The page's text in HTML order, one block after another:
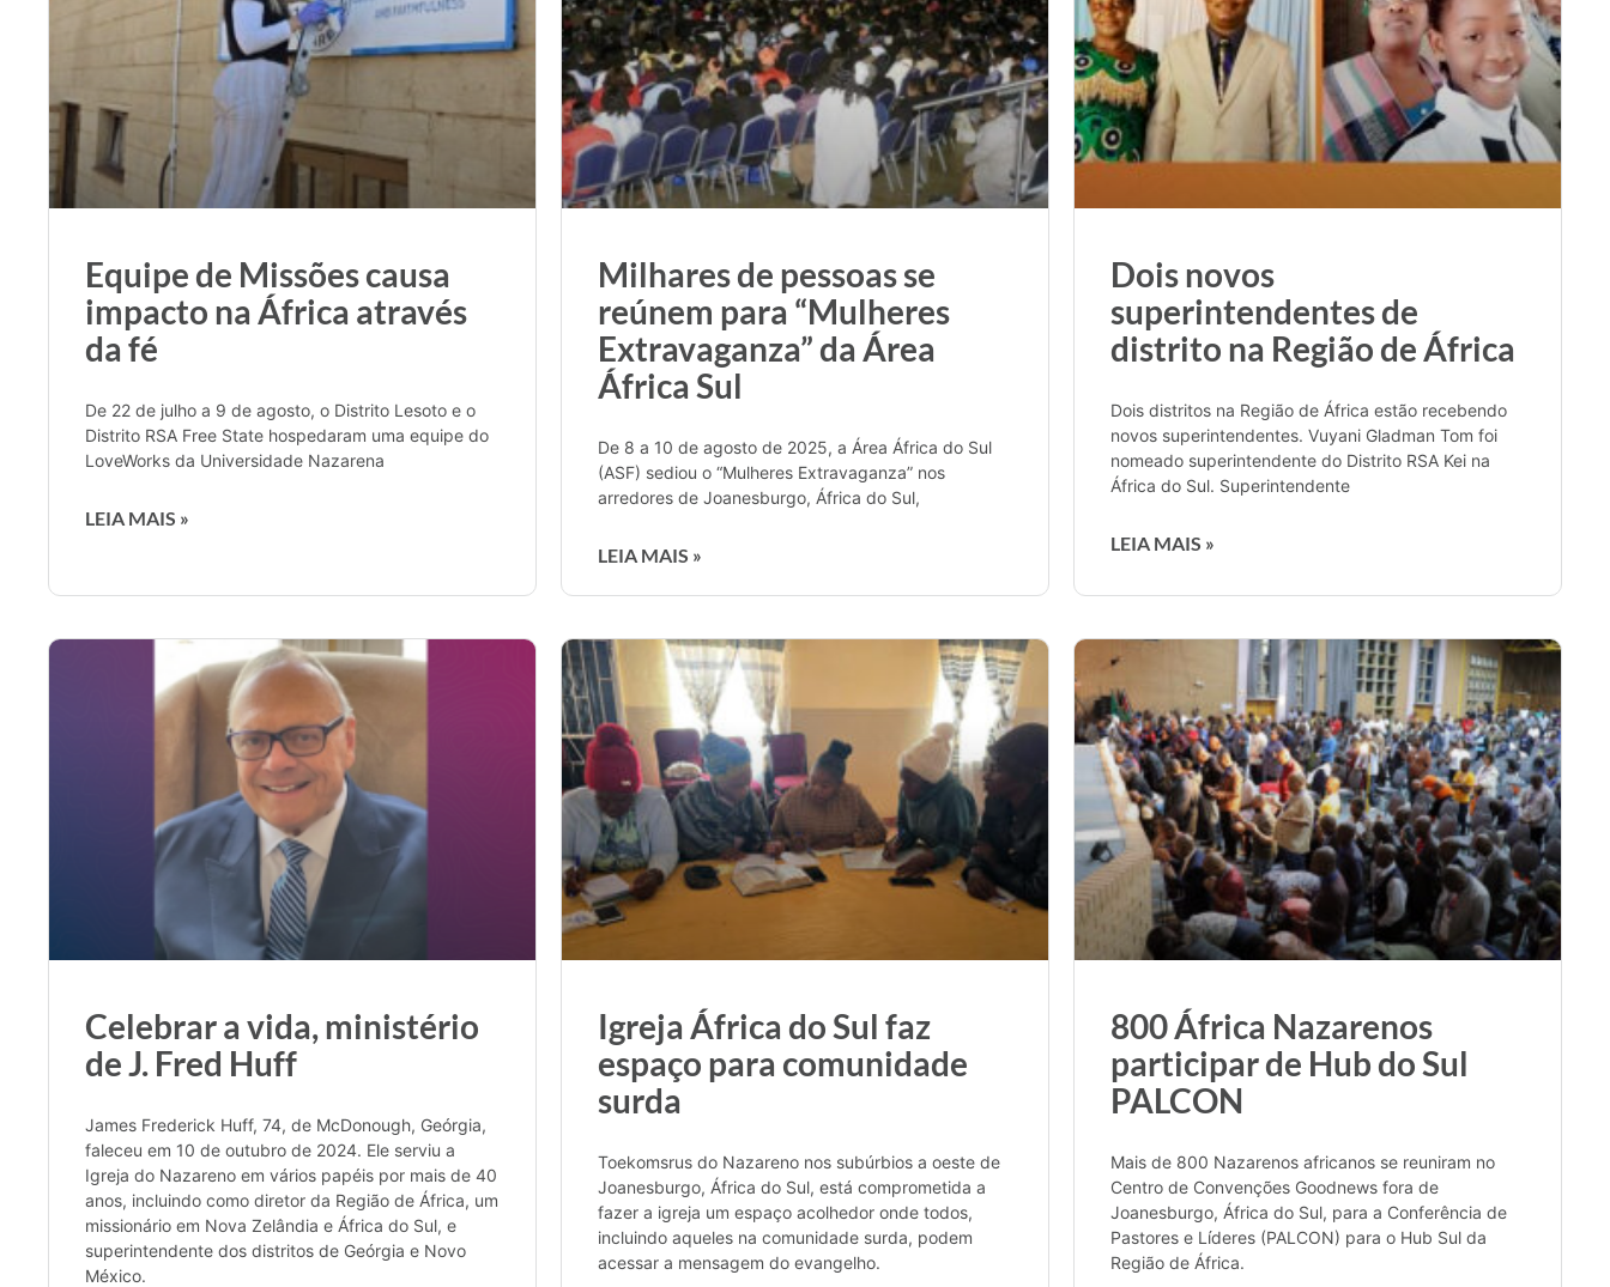
Equipe de Missões causa
impacto na África através
da fé
De 22 de julho a 9 de agosto, o Distrito Lesoto e o
Distrito RSA Free State hospedaram uma equipe do
LoveWorks da Universidade Nazarena
LEIA MAIS »
Milhares de pessoas se
reúnem para “Mulheres
Extravaganza” da Área
África Sul
De 8 a 10 de agosto de 2025, a Área África do Sul
(ASF) sediou o “Mulheres Extravaganza” nos
arredores de Joanesburgo, África do Sul,
LEIA MAIS »
Dois novos
superintendentes de
distrito na Região de África
Dois distritos na Região de África estão recebendo
novos superintendentes. Vuyani Gladman Tom foi
nomeado superintendente do Distrito RSA Kei na
África do Sul. Superintendente
LEIA MAIS »
Celebrar a vida, ministério
de J. Fred Huff
James Frederick Huff, 74, de McDonough, Geórgia,
faleceu em 10 de outubro de 2024. Ele serviu a
Igreja do Nazareno em vários papéis por mais de 40
anos, incluindo como diretor da Região de África, um
missionário em Nova Zelândia e África do Sul, e
superintendente dos distritos de Geórgia e Novo
México.
Igreja África do Sul faz
espaço para comunidade
surda
Toekomsrus do Nazareno nos subúrbios a oeste de
Joanesburgo, África do Sul, está comprometida a
fazer a igreja um espaço acolhedor onde todos,
incluindo aqueles na comunidade surda, podem
acessar a mensagem do evangelho.
800 África Nazarenos
participar de Hub do Sul
PALCON
Mais de 800 Nazarenos africanos se reuniram no
Centro de Convenções Goodnews fora de
Joanesburgo, África do Sul, para a Conferência de
Pastores e Líderes (PALCON) para o Hub Sul da
Região de África.